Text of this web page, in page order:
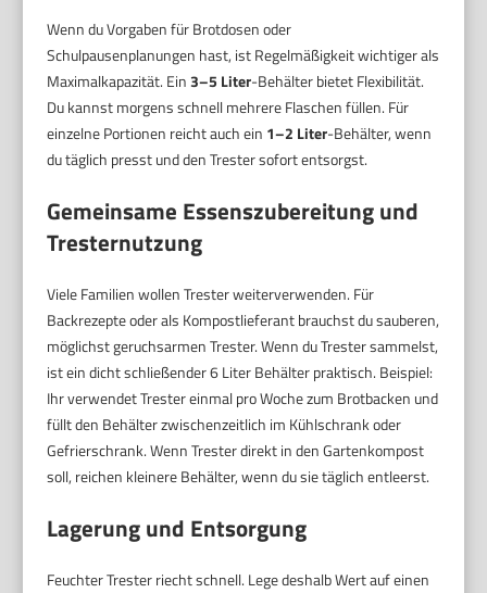
Wenn du Vorgaben für Brotdosen oder
Schulpausenplanungen hast, ist Regelmäßigkeit wichtiger als
Maximalkapazität. Ein3–5 Liter-Behälter bietet Flexibilität.
Du kannst morgens schnell mehrere Flaschen füllen. Für
einzelne Portionen reicht auch ein 1–2 Liter-Behälter, wenn
du täglich presst und den Trester sofort entsorgst.
Gemeinsame Essenszubereitung und
Tresternutzung
Viele Familien wollen Trester weiterverwenden. Für
Backrezepte oder als Kompostlieferant brauchst du sauberen,
möglichst geruchsarmen Trester. Wenn du Trester sammelst,
ist ein dicht schließender 6 Liter Behälter praktisch. Beispiel:
Ihr verwendet Trester einmal pro Woche zum Brotbacken und
füllt den Behälter zwischenzeitlich im Kühlschrank oder
Gefrierschrank. Wenn Trester direkt in den Gartenkompost
soll, reichen kleinere Behälter, wenn du sie täglich entleerst.
Lagerung und Entsorgung
Feuchter Trester riecht schnell. Lege deshalb Wert auf einen